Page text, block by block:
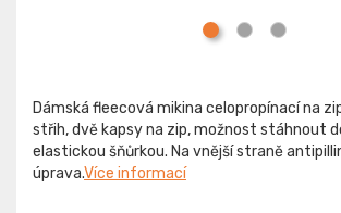
Dámská fleecová mikina celopropínací na
střih, dvě kapsy na zip, možnost stáhnout
elastickou šňůrkou. Na vnější straně
úprava.Více informací